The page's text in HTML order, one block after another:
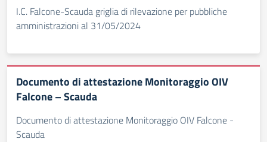
I.C. Falcone-Scauda griglia di rilevazione per pubbliche
amministrazioni al 31/05/2024
Documento di attestazione Monitoraggio OIV
Falcone – Scauda
Documento di attestazione Monitoraggio OIV Falcone -
Scauda